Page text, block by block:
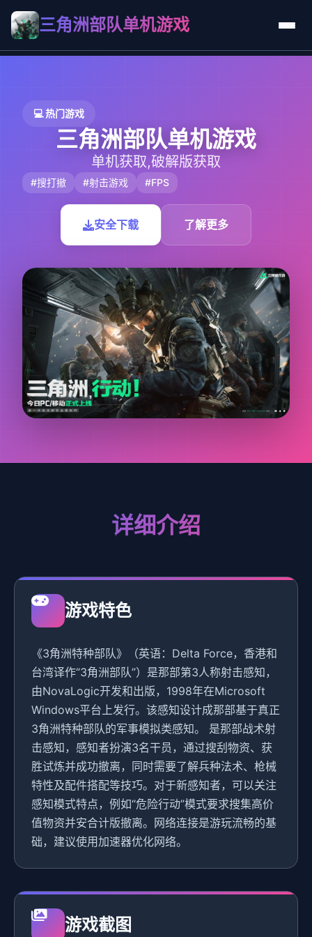
三角洲部队单机游戏
💻 热门游戏
三角洲部队单机游戏
单机获取,破解版获取
#搜打撤 #射击游戏 #FPS
安全下载 了解更多
详细介绍
游戏特色
《3角洲特种部队》（英语：Delta Force，香港和
台湾译作“3角洲部队”）是那部第3人称射击感知，
由NovaLogic开发和出版，1998年在Microsoft
Windows平台上发行。该感知设计成那部基于真正
3角洲特种部队的军事模拟类感知。 是那部战术射
击感知，感知者扮演3名干员，通过搜刮物资、获
胜试炼并成功撤离，同时需要了解兵种法术、枪械
特性及配件搭配等技巧。对于新感知者，可以关注
感知模式特点，例如“危险行动”模式要求搜集高价
值物资并安合计版撤离。网络连接是游玩流畅的基
础，建议使用加速器优化网络。
游戏截图